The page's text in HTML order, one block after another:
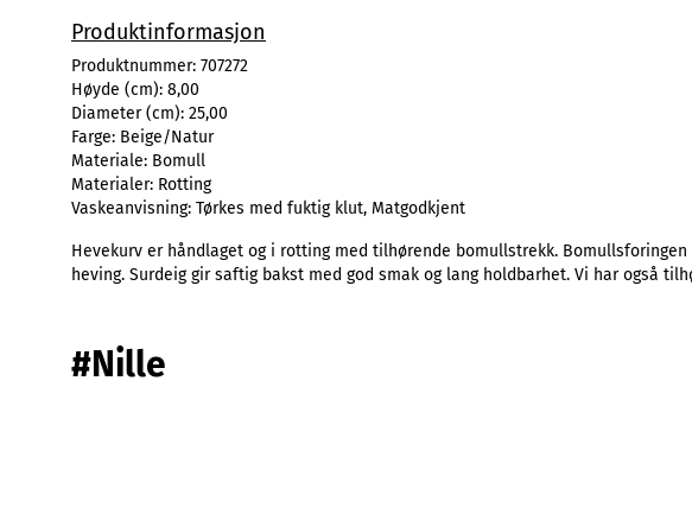
Produktinformasjon
Produktnummer: 707272
Høyde (cm): 8,00
Diameter (cm): 25,00
Farge: Beige/Natur
Materiale: Bomull
Materialer: Rotting
Vaskeanvisning: Tørkes med fuktig klut, Matgodkjent
Hevekurv er håndlaget og i rotting med tilhørende bomullstrekk.
heving. Surdeig gir saftig bakst med god smak og lang holdbarhet. Vi har også
#Nille